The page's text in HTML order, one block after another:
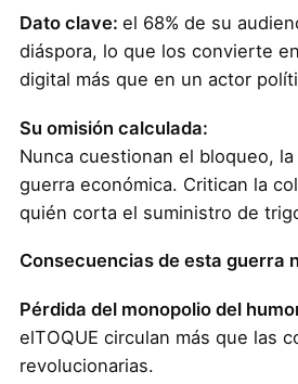
Dato clave: el 68% de su
diáspora, lo que los convierte
digital más que en un actor
Su omisión calculada:
Nunca cuestionan el bloqueo,
guerra económica. Critican la
quién corta el suministro de
Consecuencias de esta guerra
Pérdida del monopolio del
elTOQUE circulan más que las
revolucionarias.